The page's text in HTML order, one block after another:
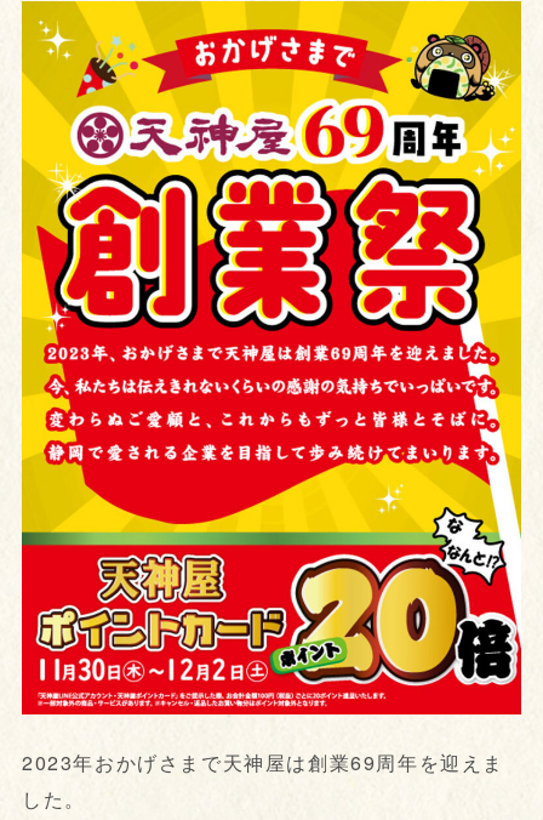
2023年おかげさまで天神屋は創業69周年を迎えま
した。